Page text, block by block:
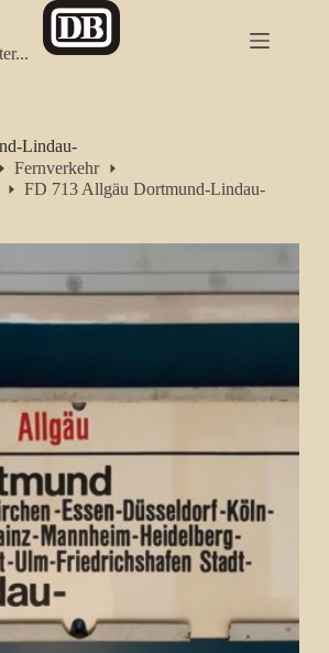
Lindau-
Fernverkehr
FD 713 Allgäu Dortmund-Lindau-